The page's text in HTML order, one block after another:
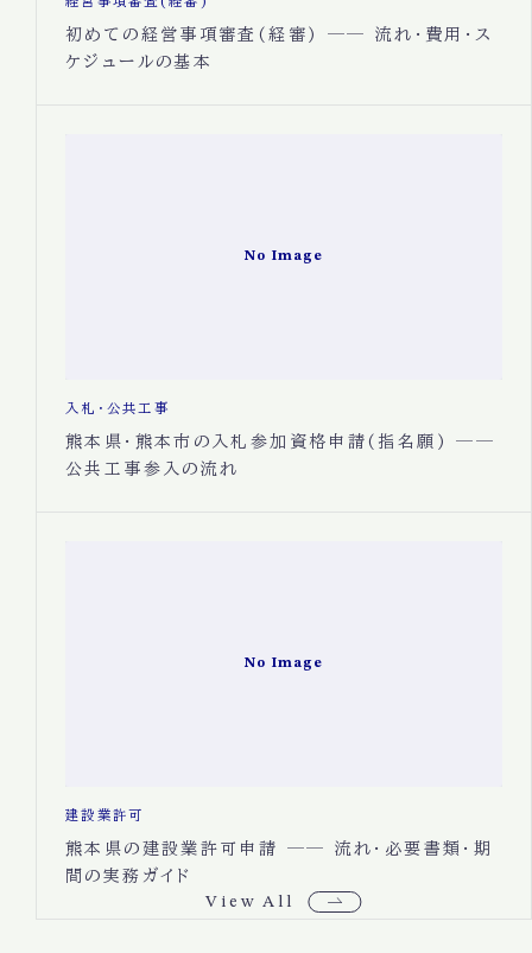
View All
初めての経営事項審査(経審) ── 流れ・費用・ス
ケジュールの基本
No Image
入札・公共工事
熊本県・熊本市の入札参加資格申請(指名願) ──
公共工事参入の流れ
No Image
建設業許可
熊本県の建設業許可申請 ── 流れ・必要書類・期
間の実務ガイド